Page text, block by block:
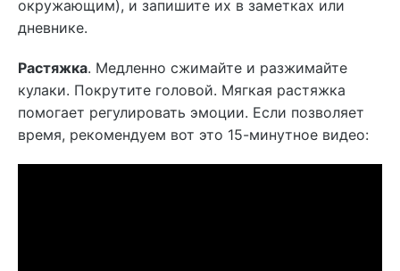
окружающим), и запишите их в заметках или
дневнике.
Растяжка. Медленно сжимайте и разжимайте
кулаки. Покрутите головой. Мягкая растяжка
помогает регулировать эмоции. Если позволяет
время, рекомендуем вот это 15-минутное видео: